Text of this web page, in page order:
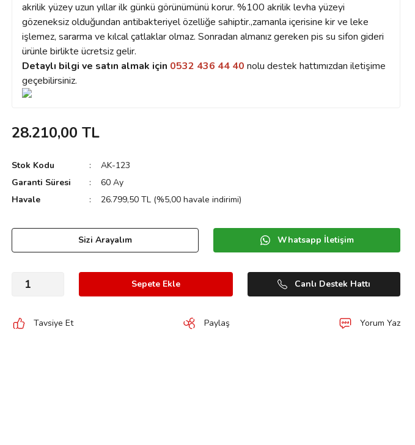
akrilik yüzey uzun yıllar ilk günkü görünümünü korur. %100 akrilik levha yüzeyi
gözeneksiz olduğundan antibakteriyel özelliğe sahiptir.,zamanla içerisine kir ve leke
işlemez, sararma ve kılcal çatlaklar olmaz. Sonradan almanız gereken pis su sifon gideri
ürünle birlikte ücretsiz gelir.
Detaylı bilgi ve satın almak için 0532 436 44 40 nolu destek hattımızdan iletişime
geçebilirsiniz.
28.210,00 TL
Stok Kodu
AK-123
Garanti Süresi
60 Ay
Havale
26.799,50 TL (%5,00 havale indirimi)
Sizi Arayalım Whatsapp İletişim
Sepete Ekle Canlı Destek Hattı
Tavsiye Et Paylaş Yorum Yaz